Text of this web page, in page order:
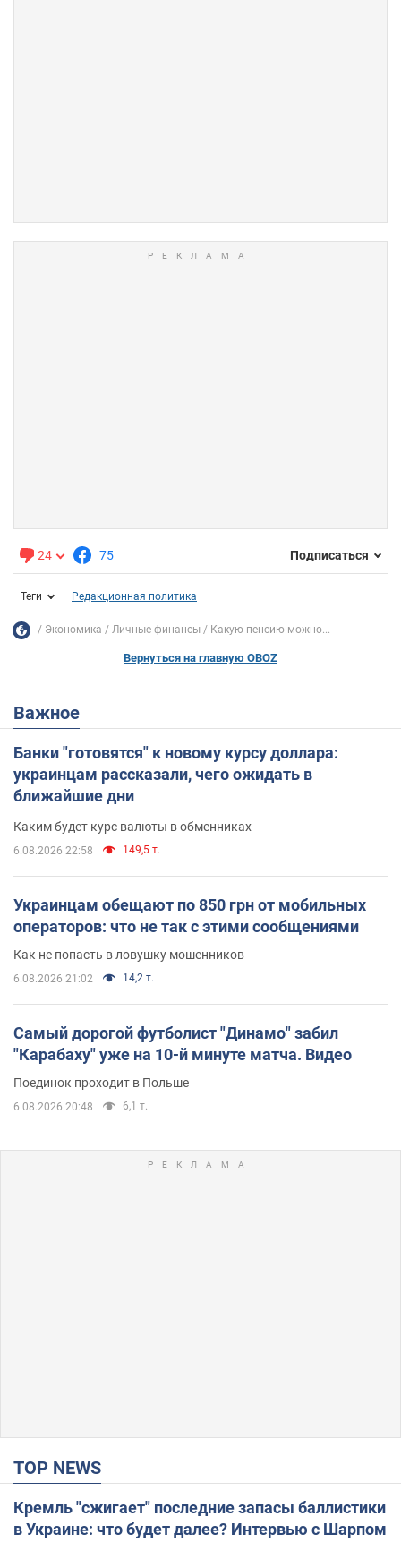
24 75 Подписаться
Теги Редакционная политика
Экономика Личные финансы Какую пенсию можно...
Вернуться на главную OBOZ
Важное
Банки "готовятся" к новому курсу доллара:
украинцам рассказали, чего ожидать в
ближайшие дни
Каким будет курс валюты в обменниках
6.08.2026 22:58 149,5 т.
Украинцам обещают по 850 грн от мобильных
операторов: что не так с этими сообщениями
Как не попасть в ловушку мошенников
6.08.2026 21:02 14,2 т.
Самый дорогой футболист "Динамо" забил
"Карабаху" уже на 10-й минуте матча. Видео
Поединок проходит в Польше
6.08.2026 20:48 6,1 т.
TOP NEWS
Кремль "сжигает" последние запасы баллистики
в Украине: что будет далее? Интервью с Шарпом